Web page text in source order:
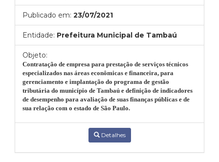
Publicado em: 23/07/2021
Entidade: Prefeitura Municipal de Tambaú
Objeto:
Contratação de empresa para prestação de serviços técnicos
especializados nas áreas econômicas e financeira, para
gerenciamento e implantação do programa de gestão
tributária do município de Tambaú e definição de indicadores
de desempenho para avaliação de suas finanças públicas e de
sua relação com o estado de São Paulo.
Detalhes